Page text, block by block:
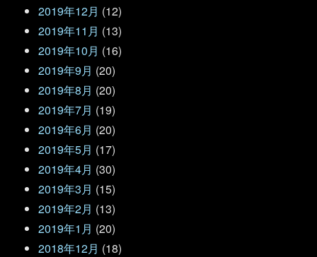
2019年12月 (12)
2019年11月 (13)
2019年10月 (16)
2019年9月 (20)
2019年8月 (20)
2019年7月 (19)
2019年6月 (20)
2019年5月 (17)
2019年4月 (30)
2019年3月 (15)
2019年2月 (13)
2019年1月 (20)
2018年12月 (18)